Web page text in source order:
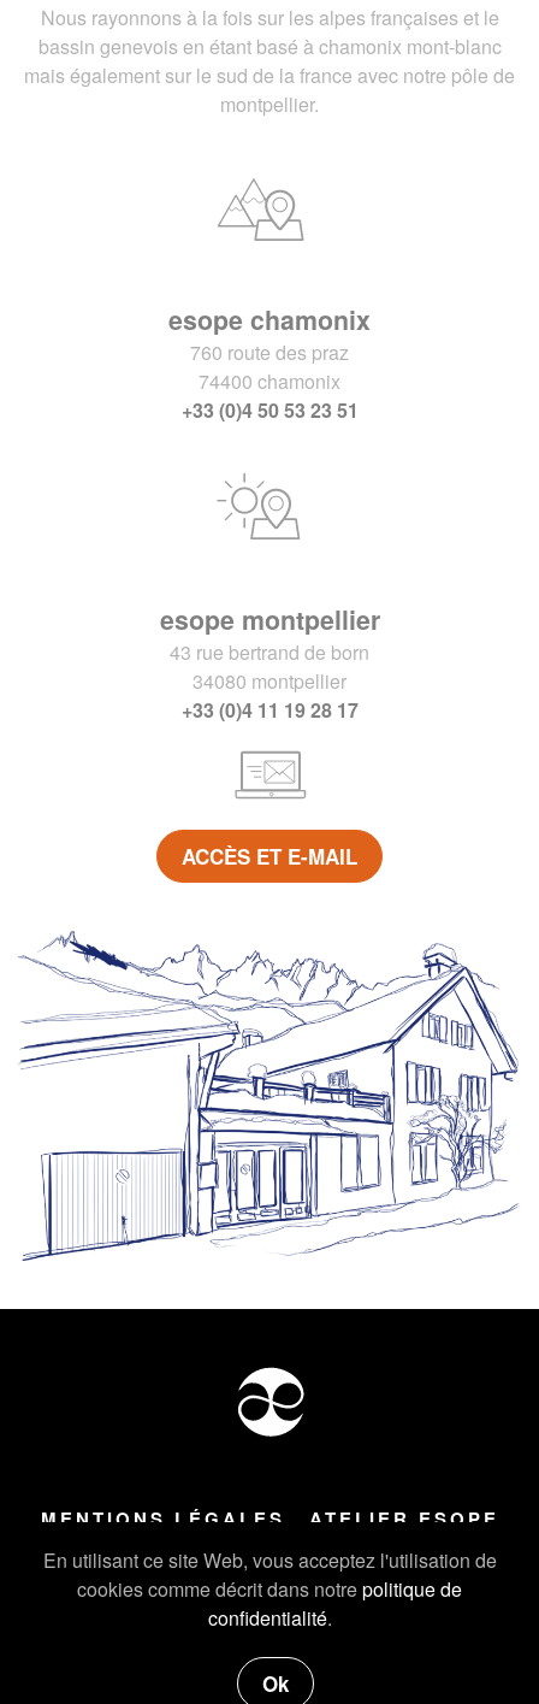
En utilisant ce site Web, vous acceptez l'utilisation de
cookies comme décrit dans notrepolitique de
confidentialité.
Ok
Nous rayonnons à la fois sur les alpes françaises et le
bassin genevois en étant basé à chamonix mont-blanc
mais également sur le sud de la france avec notre pôle de
montpellier.
esope chamonix
760 route des praz
74400 chamonix
+33 (0)4 50 53 23 51
esope montpellier
43 rue bertrand de born
34080 montpellier
+33 (0)4 11 19 28 17
ACCÈS ET E-MAIL
MENTIONS LÉGALES ATELIER ESOPE